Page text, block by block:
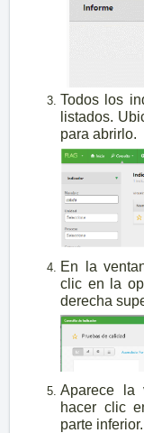
Todos los
listados.
para abrirlo.
En la
clic en la
derecha
Aparece la
hacer clic
parte inferior.